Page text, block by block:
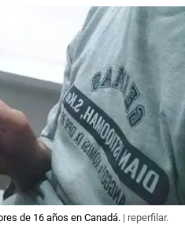
de 16 años en Canadá. | reperfilar.